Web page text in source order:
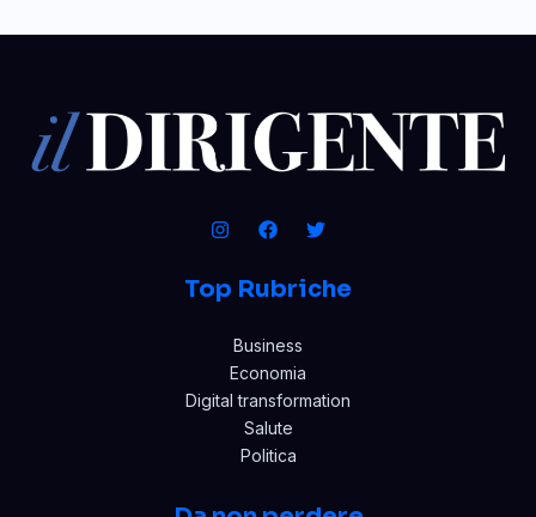
Top Rubriche
Business
Economia
Digital transformation
Salute
Politica